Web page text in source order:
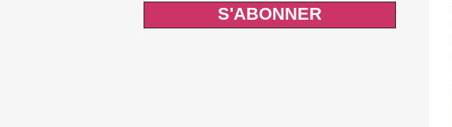
S'ABONNER